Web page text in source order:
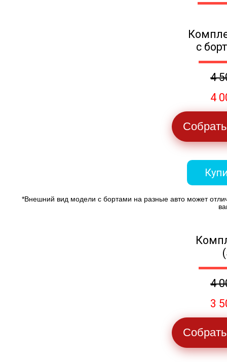
с
4
4
*Внешний вид модели с бортами на разные авто может
4
3